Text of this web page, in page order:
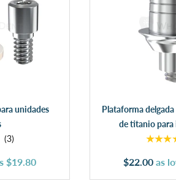
unidades
(3)
$19.80
Plataforma
de titanio para
$22.00 as